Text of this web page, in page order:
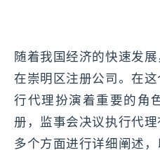
随着我国经济的快速发
在崇明区注册公司。在
行代理扮演着重要的角
册，监事会决议执行代
多个方面进行详细阐述